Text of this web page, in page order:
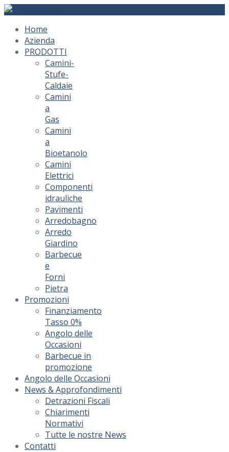
Home
Azienda
PRODOTTI
Camini-
Stufe-
Caldaie
Camini
a
Gas
Camini
a
Bioetanolo
Camini
Elettrici
Componenti
idrauliche
Pavimenti
Arredobagno
Arredo
Giardino
Barbecue
e
Forni
Pietra
Promozioni
Finanziamento
Tasso 0%
Angolo delle
Occasioni
Barbecue in
promozione
Angolo delle Occasioni
News & Approfondimenti
Detrazioni Fiscali
Chiarimenti
Normativi
Tutte le nostre News
Contatti